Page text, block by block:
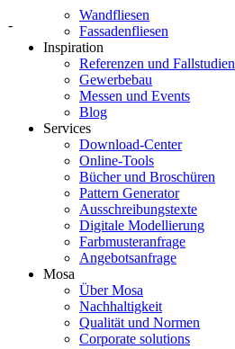
-
Wandfliesen
Fassadenfliesen
Inspiration
Referenzen und Fallstudien
Gewerbebau
Messen und Events
Blog
Services
Download-Center
Online-Tools
Bücher und Broschüren
Pattern Generator
Ausschreibungstexte
Digitale Modellierung
Farbmusteranfrage
Angebotsanfrage
Mosa
Über Mosa
Nachhaltigkeit
Qualität und Normen
Corporate solutions